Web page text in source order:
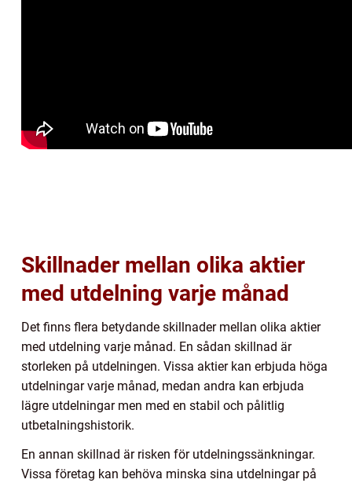
Skillnader mellan olika aktier
med utdelning varje månad
Det finns flera betydande skillnader mellan olika aktier
med utdelning varje månad. En sådan skillnad är
storleken på utdelningen. Vissa aktier kan erbjuda höga
utdelningar varje månad, medan andra kan erbjuda
lägre utdelningar men med en stabil och pålitlig
utbetalningshistorik.
En annan skillnad är risken för utdelningssänkningar.
Vissa företag kan behöva minska sina utdelningar på